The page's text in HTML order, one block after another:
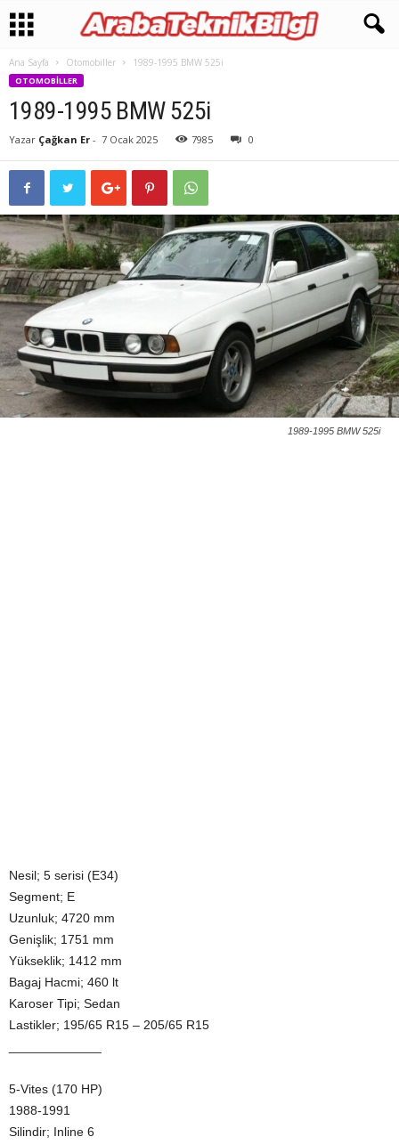
Ana Sayfa Otomobiller 1989-1995 BMW 525i
OTOMOBILLER
1989-1995 BMW 525i
Yazar Çağkan Er - 7 Ocak 2025 7985 0
1989-1995 BMW 525i
Nesil; 5 serisi (E34)
Segment; E
Uzunluk; 4720 mm
Genişlik; 1751 mm
Yükseklik; 1412 mm
Bagaj Hacmi; 460 lt
Karoser Tipi; Sedan
Lastikler; 195/65 R15 – 205/65 R15
5-Vites (170 HP)
1988-1991
Silindir; Inline 6